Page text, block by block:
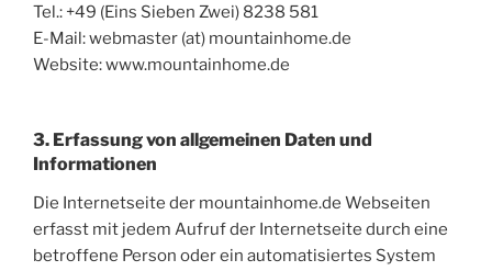
Tel.: +49 (Eins Sieben Zwei) 8238 581
E-Mail: webmaster (at) mountainhome.de
Website: www.mountainhome.de
3. Erfassung von allgemeinen Daten und
Informationen
Die Internetseite der mountainhome.de Webseiten
erfasst mit jedem Aufruf der Internetseite durch eine
betroffene Person oder ein automatisiertes System